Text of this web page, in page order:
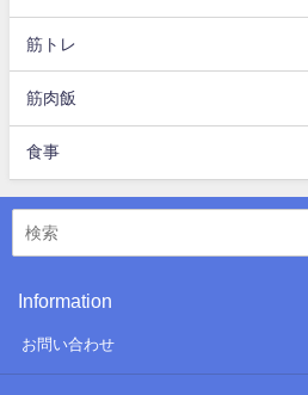
筋トレ
筋肉飯
食事
Information
お問い合わせ